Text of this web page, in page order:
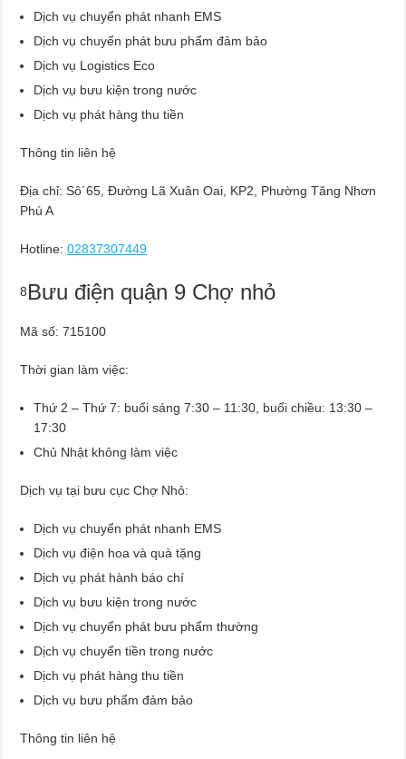
Dịch vụ chuyển phát nhanh EMS
Dịch vụ chuyển phát bưu phẩm đảm bảo
Dịch vụ Logistics Eco
Dịch vụ bưu kiện trong nước
Dịch vụ phát hàng thu tiền
Thông tin liên hệ
Địa chỉ: Sô´65, Đường Lã Xuân Oai, KP2, Phường Tăng Nhơn
Phú A
Hotline: 02837307449
8Bưu điện quận 9 Chợ nhỏ
Mã số: 715100
Thời gian làm việc:
Thứ 2 – Thứ 7: buổi sáng 7:30 – 11:30, buổi chiều: 13:30 –
17:30
Chủ Nhật không làm việc
Dịch vụ tại bưu cục Chợ Nhỏ:
Dịch vụ chuyển phát nhanh EMS
Dịch vụ điện hoa và quà tặng
Dịch vụ phát hành báo chí
Dịch vụ bưu kiện trong nước
Dịch vụ chuyển phát bưu phẩm thường
Dịch vụ chuyển tiền trong nước
Dịch vụ phát hàng thu tiền
Dịch vụ bưu phẩm đảm bảo
Thông tin liên hệ